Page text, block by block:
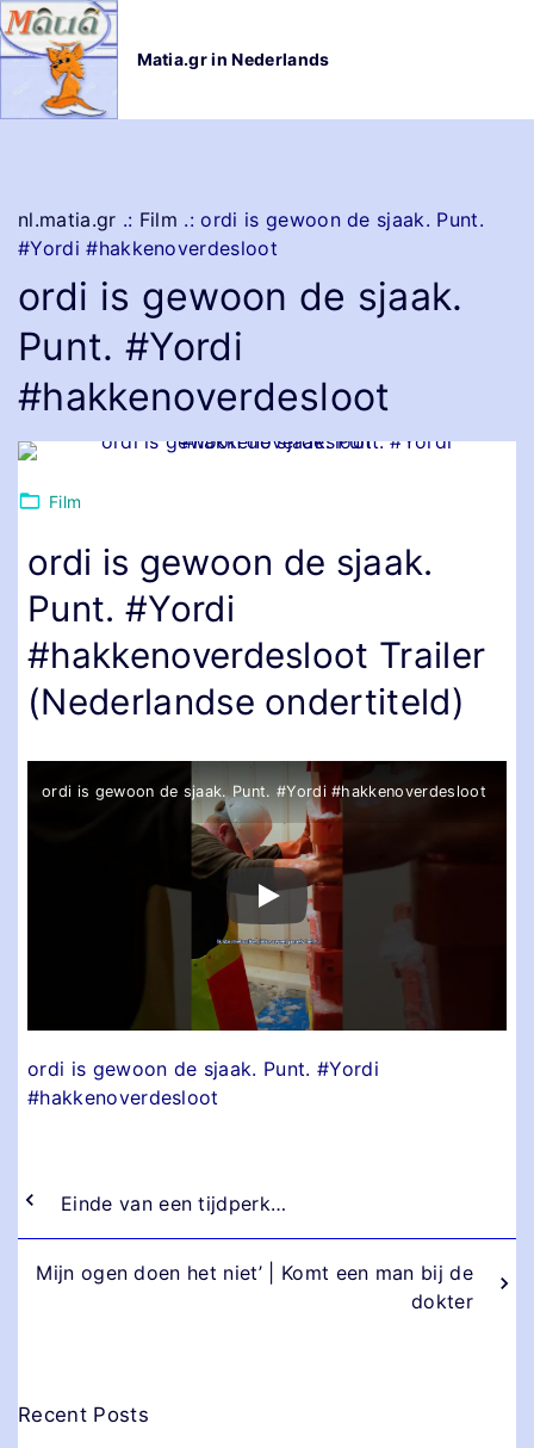
G
a
Matia.gr in Nederlands
nl.matia.gr .: Film .:ordi is gewoon de sjaak. Punt.
#Yordi #hakkenoverdesloot
ordi is gewoon de sjaak.
Punt. #Yordi
#hakkenoverdesloot
Film
ordi is gewoon de sjaak.
Punt. #Yordi
#hakkenoverdesloot Trailer
(Nederlandse ondertiteld)
ordi is gewoon de sjaak. Punt. #Yordi #hakkenoverdesloot
ordi is gewoon de sjaak. Punt. #Yordi
#hakkenoverdesloot
Einde van een tijdperk…
Mijn ogen doen het niet’ | Komt een man bij de
dokter
Recent Posts